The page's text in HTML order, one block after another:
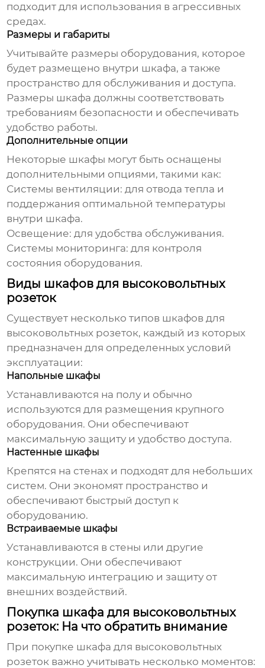
подходит для использования в агрессивных
средах.
Размеры и габариты
Учитывайте размеры оборудования, которое
будет размещено внутри шкафа, а также
пространство для обслуживания и доступа.
Размеры шкафа должны соответствовать
требованиям безопасности и обеспечивать
удобство работы.
Дополнительные опции
Некоторые шкафы могут быть оснащены
дополнительными опциями, такими как:
Системы вентиляции: для отвода тепла и
поддержания оптимальной температуры
внутри шкафа.
Освещение: для удобства обслуживания.
Системы мониторинга: для контроля
состояния оборудования.
Виды шкафов для высоковольтных
розеток
Существует несколько типов шкафов для
высоковольтных розеток, каждый из которых
предназначен для определенных условий
эксплуатации:
Напольные шкафы
Устанавливаются на полу и обычно
используются для размещения крупного
оборудования. Они обеспечивают
максимальную защиту и удобство доступа.
Настенные шкафы
Крепятся на стенах и подходят для небольших
систем. Они экономят пространство и
обеспечивают быстрый доступ к
оборудованию.
Встраиваемые шкафы
Устанавливаются в стены или другие
конструкции. Они обеспечивают
максимальную интеграцию и защиту от
внешних воздействий.
Покупка шкафа для высоковольтных
розеток: На что обратить внимание
При покупке шкафа для высоковольтных
розеток важно учитывать несколько моментов: